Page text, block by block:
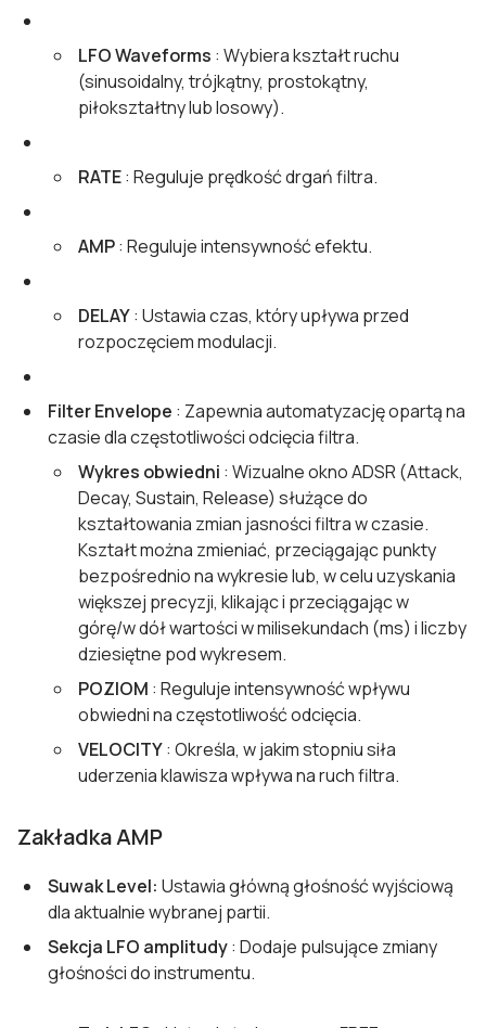
LFO Waveforms : Wybiera kształt ruchu
(sinusoidalny, trójkątny, prostokątny,
piłokształtny lub losowy).
RATE: Reguluje prędkość drgań filtra.
AMP: Reguluje intensywność efektu.
DELAY: Ustawia czas, który upływa przed
rozpoczęciem modulacji.
Filter Envelope : Zapewnia automatyzację opartą na
czasie dla częstotliwości odcięcia filtra.
Wykres obwiedni : Wizualne okno ADSR (Attack,
Decay, Sustain, Release) służące do
kształtowania zmian jasności filtra w czasie.
Kształt można zmieniać, przeciągając punkty
bezpośrednio na wykresie lub, w celu uzyskania
większej precyzji, klikając i przeciągając w
górę/w dół wartości w milisekundach (ms) i liczby
dziesiętne pod wykresem.
POZIOM : Reguluje intensywność wpływu
obwiedni na częstotliwość odcięcia.
VELOCITY: Określa, w jakim stopniu siła
uderzenia klawisza wpływa na ruch filtra.
Zakładka AMP
Suwak Level: Ustawia główną głośność wyjściową
dla aktualnie wybranej partii.
Sekcja LFO amplitudy: Dodaje pulsujące zmiany
głośności do instrumentu.